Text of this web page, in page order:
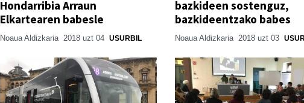
Hondarribia Arraun
Elkartearen babesle
Noaua Aldizkaria 2018 uzt 04 USURBIL
bazkideen sostenguz,
bazkideentzako babes
Noaua Aldizkaria 2018 uzt 03